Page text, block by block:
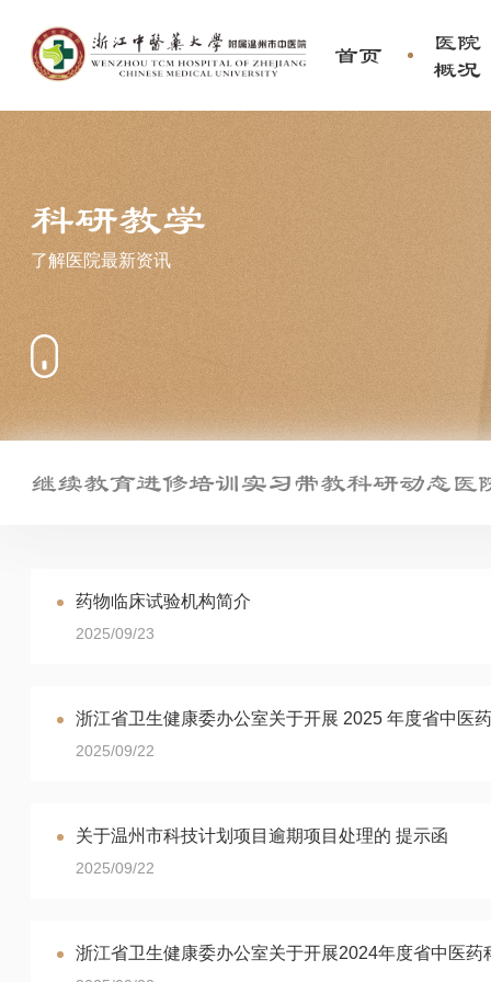
首页
医院
概况
科研教学
了解医院最新资讯
继续教育进修培训实习带教科研动态医
药物临床试验机构简介
2025/09/23
浙江省卫生健康委办公室关于开展 2025 年度省中医
2025/09/22
关于温州市科技计划项目逾期项目处理的 提示函
2025/09/22
浙江省卫生健康委办公室关于开展2024年度省中医药